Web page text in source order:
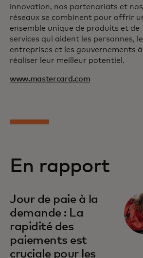
innovation, nos partenariats et nos
réseaux se combinent pour offrir
ensemble unique de produits et de
services qui aident les personnes,
entreprises et les gouvernements à
réaliser leur meilleur potentiel.
www.mastercard.com
En rapport
Jour de paie à la
demande : La
rapidité des
paiements est
cruciale pour les